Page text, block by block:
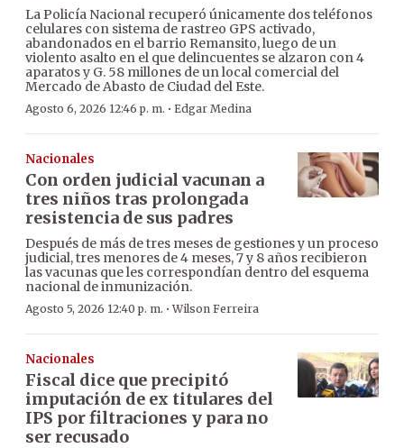
La Policía Nacional recuperó únicamente dos teléfonos
celulares con sistema de rastreo GPS activado,
abandonados en el barrio Remansito, luego de un
violento asalto en el que delincuentes se alzaron con 4
aparatos y G. 58 millones de un local comercial del
Mercado de Abasto de Ciudad del Este.
Agosto 6, 2026 12:46 p. m. · Edgar Medina
Nacionales
Con orden judicial vacunan a
tres niños tras prolongada
resistencia de sus padres
Después de más de tres meses de gestiones y un proceso
judicial, tres menores de 4 meses, 7 y 8 años recibieron
las vacunas que les correspondían dentro del esquema
nacional de inmunización.
Agosto 5, 2026 12:40 p. m. ·Wilson Ferreira
Nacionales
Fiscal dice que precipitó
imputación de ex titulares del
IPS por filtraciones y para no
ser recusado